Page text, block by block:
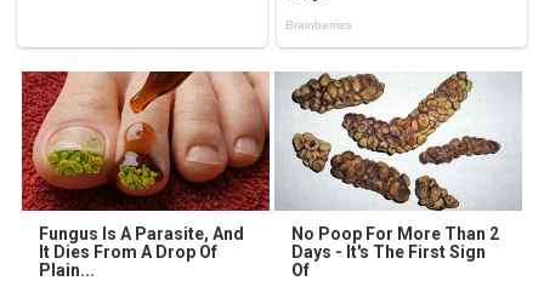
Fungus Is A Parasite, And
It Dies From A Drop Of
Plain...
No Poop For More Than 2
Days - It's The First Sign
Of